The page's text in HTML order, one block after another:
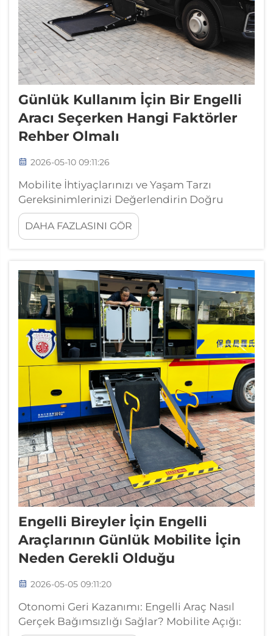
Günlük Kullanım İçin Bir Engelli
Aracı Seçerken Hangi Faktörler
Rehber Olmalı
2026-05-10 09:11:26
Mobilite İhtiyaçlarınızı ve Yaşam Tarzı
Gereksinimlerinizi Değerlendirin Doğru
engelli aracını seçmek, günlük yaşamınızı
nasıl sürdürdüğünüzle ilgili dürüst bir
değerlendirmeyle başlar. Öncelikle günlük
alışveriş yapıyor musunuz ya da ulaşım için
başkalarına mı bağlısınız...
DAHA FAZLASINI GÖR
Engelli Bireyler İçin Engelli
Araçlarının Günlük Mobilite İçin
Neden Gerekli Olduğu
2026-05-05 09:11:20
Otonomi Geri Kazanımı: Engelli Araç Nasıl
Gerçek Bağımsızlığı Sağlar? Mobilite Açığı: